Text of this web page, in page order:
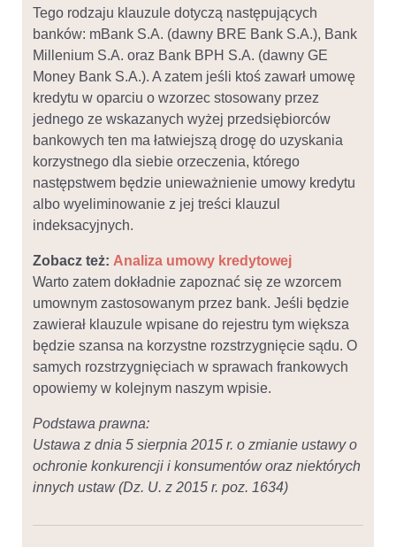
Tego rodzaju klauzule dotyczą następujących
banków: mBank S.A. (dawny BRE Bank S.A.), Bank
Millenium S.A. oraz Bank BPH S.A. (dawny GE
Money Bank S.A.). A zatem jeśli ktoś zawarł umowę
kredytu w oparciu o wzorzec stosowany przez
jednego ze wskazanych wyżej przedsiębiorców
bankowych ten ma łatwiejszą drogę do uzyskania
korzystnego dla siebie orzeczenia, którego
następstwem będzie unieważnienie umowy kredytu
albo wyeliminowanie z jej treści klauzul
indeksacyjnych.
Zobacz też: Analiza umowy kredytowej
Warto zatem dokładnie zapoznać się ze wzorcem
umownym zastosowanym przez bank. Jeśli będzie
zawierał klauzule wpisane do rejestru tym większa
będzie szansa na korzystne rozstrzygnięcie sądu. O
samych rozstrzygnięciach w sprawach frankowych
opowiemy w kolejnym naszym wpisie.
Podstawa prawna:
Ustawa z dnia 5 sierpnia 2015 r. o zmianie ustawy o
ochronie konkurencji i konsumentów oraz niektórych
innych ustaw (Dz. U. z 2015 r. poz. 1634)